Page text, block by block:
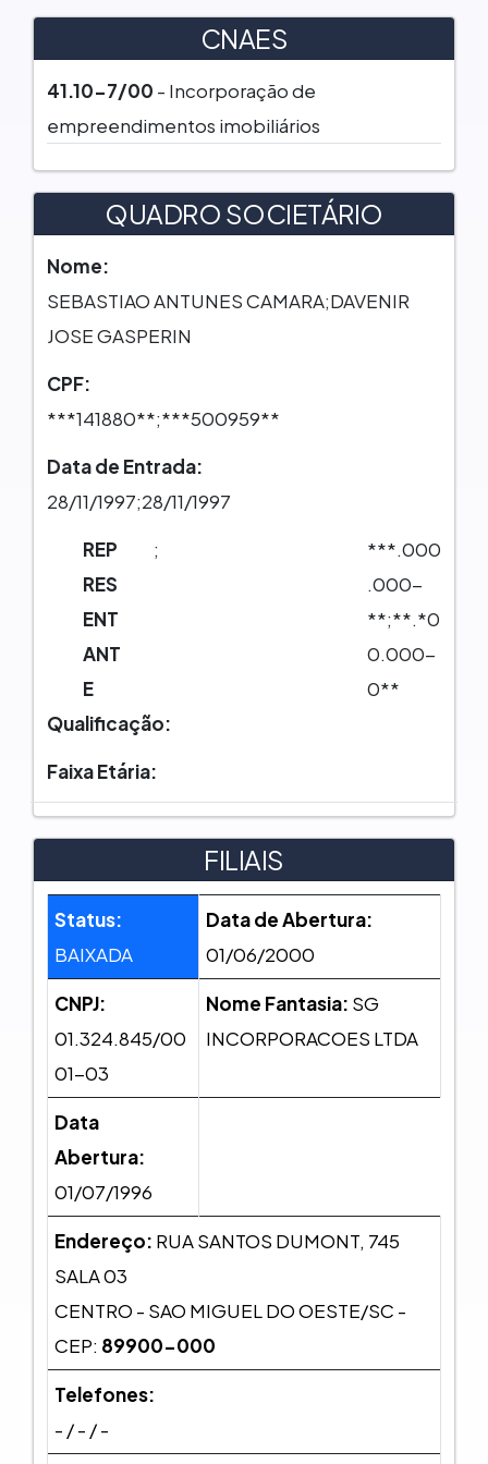
CNAES
41.10-7/00 - Incorporação de
empreendimentos imobiliários
QUADRO SOCIETÁRIO
Nome:
SEBASTIAO ANTUNES CAMARA;DAVENIR
JOSE GASPERIN
CPF:
***141880**;***500959**
Data de Entrada:
28/11/1997;28/11/1997
REP
RES
ENT
ANT
E
;
***.000
.000-
**;**.*0
0.000-
0**
Qualificação:
Faixa Etária:
FILIAIS
Status:
BAIXADA
Data de Abertura:
01/06/2000
CNPJ:
01.324.845/00
01-03
Nome Fantasia: SG
INCORPORACOES LTDA
Data
Abertura:
01/07/1996
Endereço: RUA SANTOS DUMONT, 745
SALA 03
CENTRO - SAO MIGUEL DO OESTE/SC -
CEP: 89900-000
Telefones:
- / - / -